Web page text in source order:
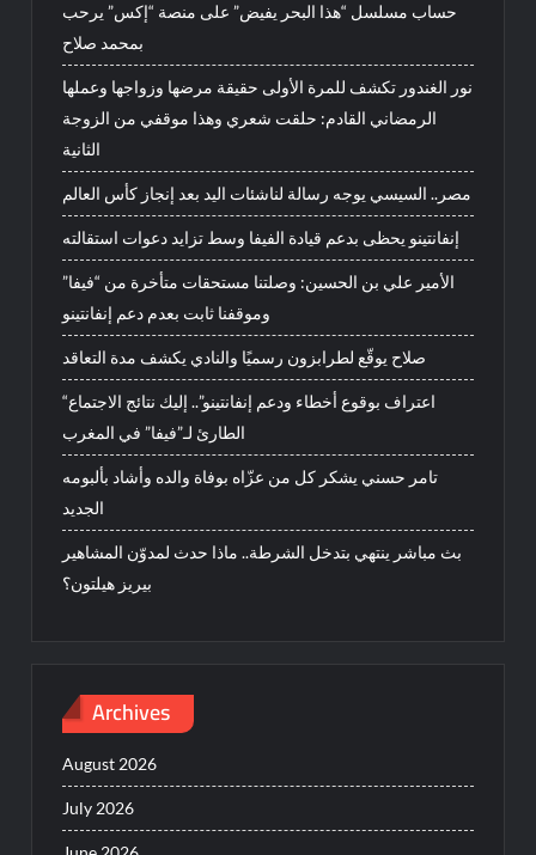
حساب مسلسل “هذا البحر يفيض” على منصة “إكس” يرحب
بمحمد صلاح
نور الغندور تكشف للمرة الأولى حقيقة مرضها وزواجها وعملها
الرمضاني القادم: حلقت شعري وهذا موقفي من الزوجة
الثانية
مصر.. السيسي يوجه رسالة لناشئات اليد بعد إنجاز كأس العالم
إنفانتينو يحظى بدعم قيادة الفيفا وسط تزايد دعوات استقالته
الأمير علي بن الحسين: وصلتنا مستحقات متأخرة من “فيفا”
وموقفنا ثابت بعدم دعم إنفانتينو
صلاح يوقّع لطرابزون رسميًا والنادي يكشف مدة التعاقد
“اعتراف بوقوع أخطاء ودعم إنفانتينو”.. إليك نتائج الاجتماع
الطارئ لـ”فيفا” في المغرب
تامر حسني يشكر كل من عزّاه بوفاة والده وأشاد بألبومه
الجديد
بث مباشر ينتهي بتدخل الشرطة.. ماذا حدث لمدوّن المشاهير
بيريز هيلتون؟
Archives
August 2026
July 2026